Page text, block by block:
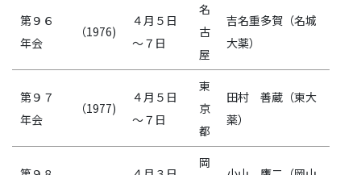
第９６
年会
（1976)
４月５日
～７日
名
古
屋
吉名重多賀（名城
大薬）
第９７
年会
（1977)
４月５日
～７日
東
京
都
田村 善蔵（東大
薬）
岡